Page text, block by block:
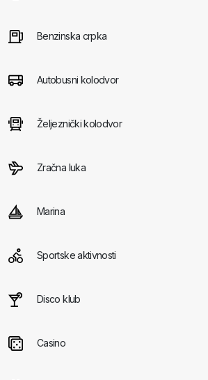
Benzinska crpka
Autobusni kolodvor
Željeznički kolodvor
Zračna luka
Marina
Sportske aktivnosti
Disco klub
Casino